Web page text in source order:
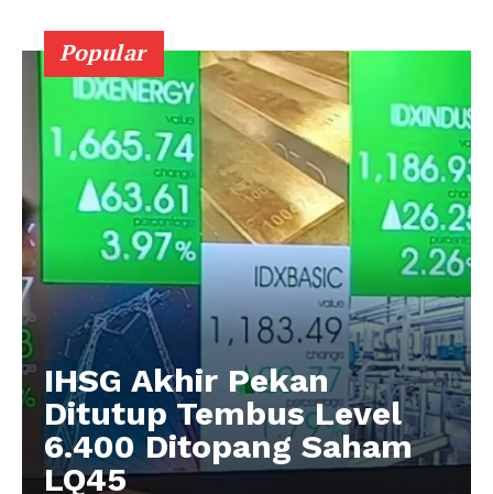
Popular
IHSG Akhir Pekan
Ditutup Tembus Level
6.400 Ditopang Saham
LQ45